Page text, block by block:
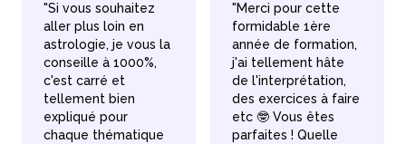
"Si vous souhaitez
aller plus loin en
astrologie, je vous la
conseille à 1000%,
c'est carré et
tellement bien
expliqué pour
chaque thématique
"Merci pour cette
formidable 1ère
année de formation,
j'ai tellement hâte
de l'interprétation,
des exercices à faire
etc 🤓 Vous êtes
parfaites ! Quelle